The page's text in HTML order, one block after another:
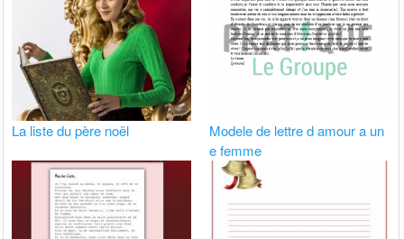
La liste du père noël
Modele de lettre d amour a un
e femme